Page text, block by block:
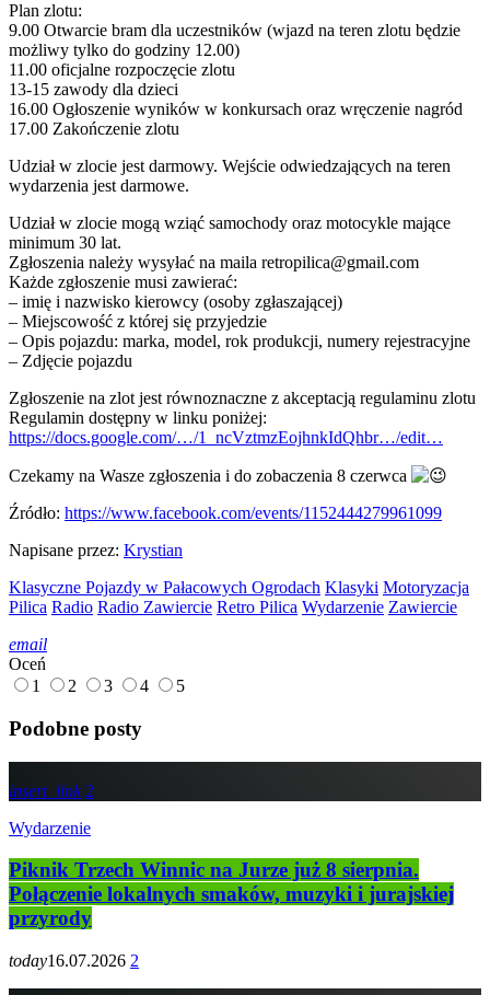
Plan zlotu:
9.00 Otwarcie bram dla uczestników (wjazd na teren zlotu będzie
możliwy tylko do godziny 12.00)
11.00 oficjalne rozpoczęcie zlotu
13-15 zawody dla dzieci
16.00 Ogłoszenie wyników w konkursach oraz wręczenie nagród
17.00 Zakończenie zlotu
Udział w zlocie jest darmowy. Wejście odwiedzających na teren
wydarzenia jest darmowe.
Udział w zlocie mogą wziąć samochody oraz motocykle mające
minimum 30 lat.
Zgłoszenia należy wysyłać na maila retropilica@gmail.com
Każde zgłoszenie musi zawierać:
– imię i nazwisko kierowcy (osoby zgłaszającej)
– Miejscowość z której się przyjedzie
– Opis pojazdu: marka, model, rok produkcji, numery rejestracyjne
– Zdjęcie pojazdu
Zgłoszenie na zlot jest równoznaczne z akceptacją regulaminu zlotu
Regulamin dostępny w linku poniżej:
https://docs.google.com/…/1_ncVztmzEojhnkIdQhbr…/edit…
Czekamy na Wasze zgłoszenia i do zobaczenia 8 czerwca
Źródło: https://www.facebook.com/events/1152444279961099
Napisane przez: Krystian
Klasyczne Pojazdy w Pałacowych Ogrodach Klasyki Motoryzacja
Pilica Radio Radio Zawiercie Retro Pilica Wydarzenie Zawiercie
email
Oceń
1
2 3 4 5
Podobne posty
insert_link 2
Wydarzenie
Piknik Trzech Winnic na Jurze już 8 sierpnia.
Połączenie lokalnych smaków, muzyki i jurajskiej
przyrody
today16.07.2026 2